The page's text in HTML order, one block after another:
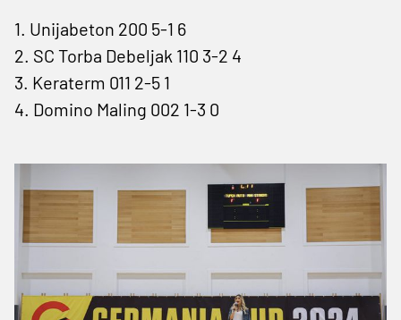
1. Unijabeton 200 5-1 6
2. SC Torba Debeljak 110 3-2 4
3. Keraterm 011 2-5 1
4. Domino Maling 002 1-3 0